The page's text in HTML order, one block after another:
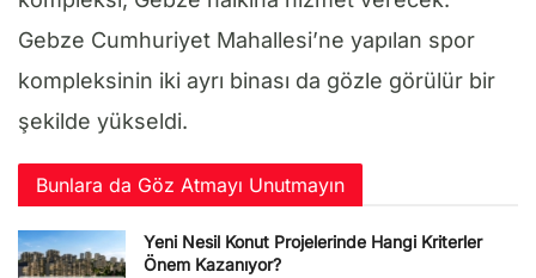
Gebze Cumhuriyet Mahallesi’ne yapılan spor
kompleksinin iki ayrı binası da gözle görülür bir
şekilde yükseldi.
Bunlara da Göz Atmayı Unutmayın
Yeni Nesil Konut Projelerinde Hangi Kriterler
Önem Kazanıyor?